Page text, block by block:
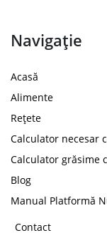
Navigație
Acasă
Alimente
Rețete
Calculator necesar
Calculator grăsime
Blog
Manual Platformă
Contact